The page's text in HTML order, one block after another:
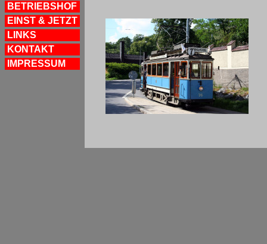
BETRIEBSHOF
EINST & JETZT
LINKS
KONTAKT
IMPRESSUM